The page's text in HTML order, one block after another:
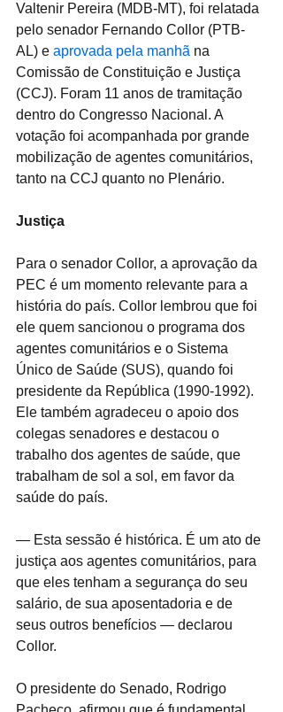
Valtenir Pereira (MDB-MT), foi relatada
pelo senador Fernando Collor (PTB-
AL) e aprovada pela manhã na
Comissão de Constituição e Justiça
(CCJ). Foram 11 anos de tramitação
dentro do Congresso Nacional. A
votação foi acompanhada por grande
mobilização de agentes comunitários,
tanto na CCJ quanto no Plenário.
Justiça
Para o senador Collor, a aprovação da
PEC é um momento relevante para a
história do país. Collor lembrou que foi
ele quem sancionou o programa dos
agentes comunitários e o Sistema
Único de Saúde (SUS), quando foi
presidente da República (1990-1992).
Ele também agradeceu o apoio dos
colegas senadores e destacou o
trabalho dos agentes de saúde, que
trabalham de sol a sol, em favor da
saúde do país.
— Esta sessão é histórica. É um ato de
justiça aos agentes comunitários, para
que eles tenham a segurança do seu
salário, de sua aposentadoria e de
seus outros benefícios — declarou
Collor.
O presidente do Senado, Rodrigo